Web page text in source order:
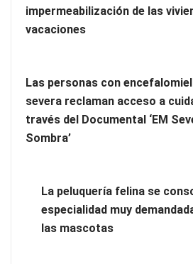
Poda de árboles de hoja caduca y
y criterios para un desarrollo
impermeabilización de las
vacaciones
Las personas con
severa reclaman acceso a
través del Documental ‘EM
Sombra’
La peluquería felina se
especialidad muy
las mascotas